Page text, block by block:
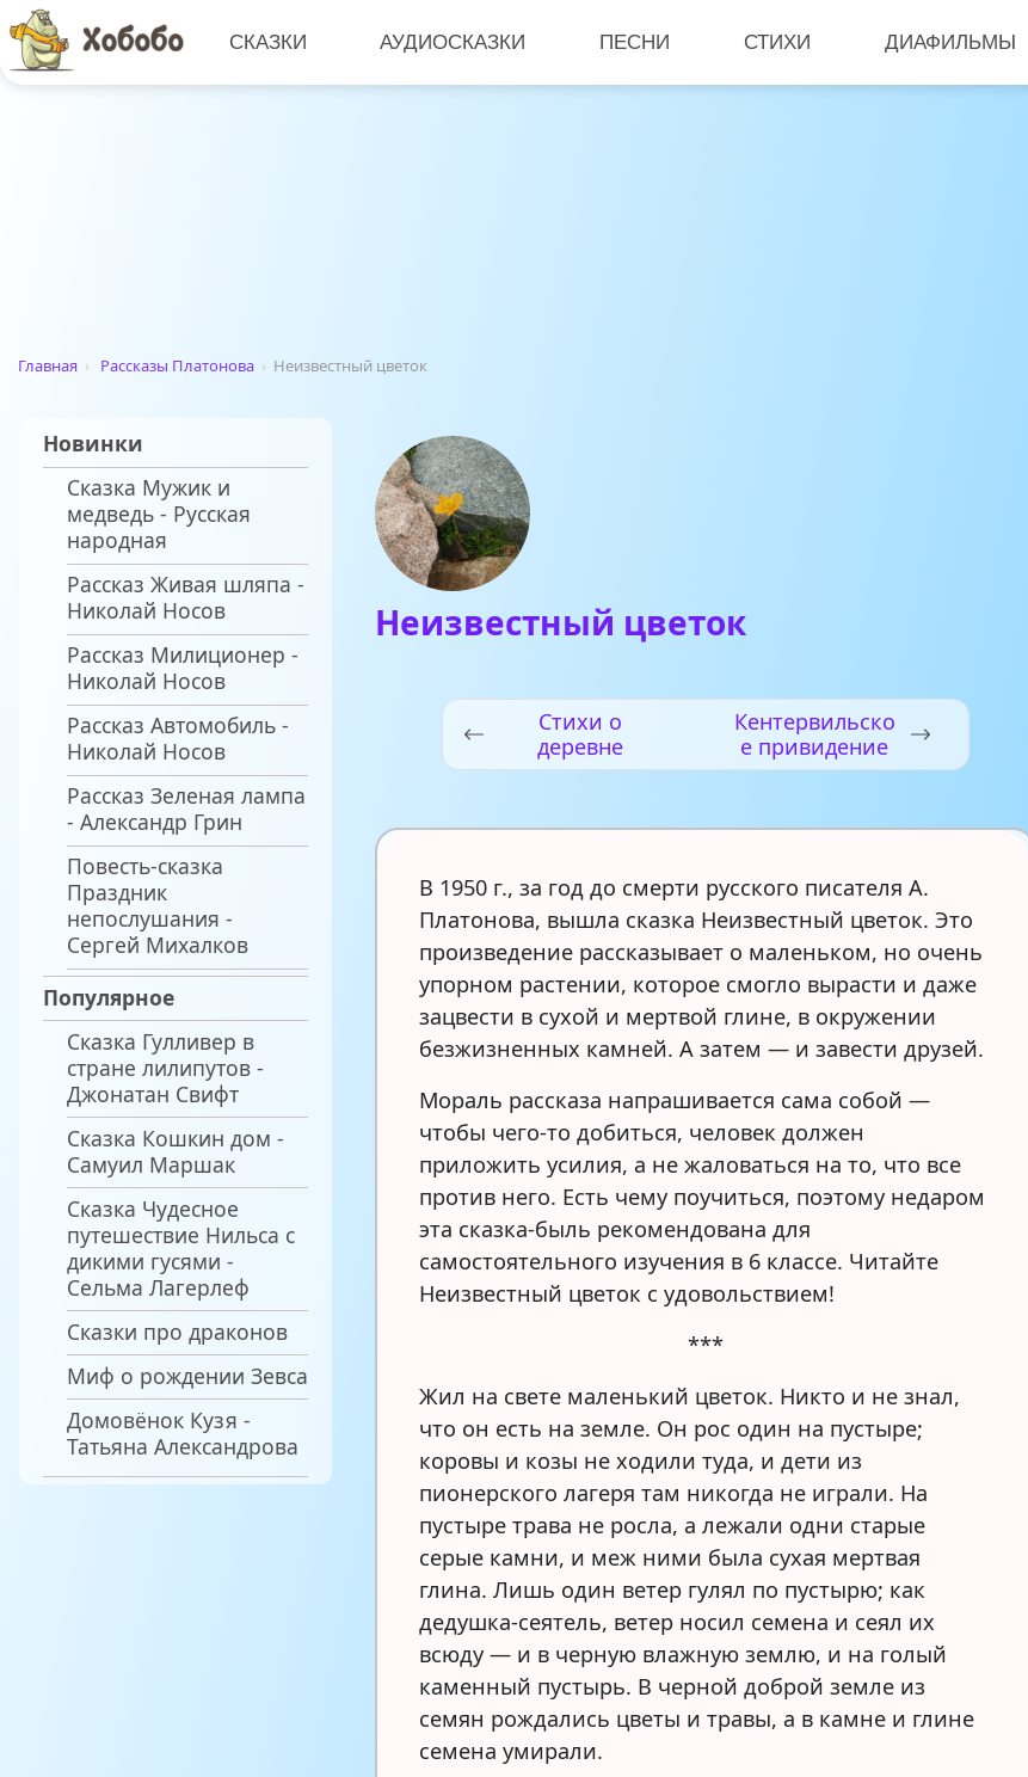
СКАЗКИ АУДИОСКАЗКИ ПЕСНИ СТИХИ ДИАФИЛЬМЫ
Главная › Рассказы Платонова › Неизвестный цветок
Новинки
Сказка Мужик и
медведь - Русская
народная
Рассказ Живая шляпа -
Николай Носов
Рассказ Милиционер -
Николай Носов
Рассказ Автомобиль -
Николай Носов
Рассказ Зеленая лампа
- Александр Грин
Повесть-сказка
Праздник
непослушания -
Сергей Михалков
Популярное
Сказка Гулливер в
стране лилипутов -
Джонатан Свифт
Сказка Кошкин дом -
Самуил Маршак
Сказка Чудесное
путешествие Нильса с
дикими гусями -
Сельма Лагерлеф
Сказки про драконов
Миф о рождении Зевса
Домовёнок Кузя -
Татьяна Александрова
Неизвестный цветок
Стихи о
деревне
Кентервильско
е привидение
В 1950 г., за год до смерти русского писателя А.
Платонова, вышла сказка Неизвестный цветок. Это
произведение рассказывает о маленьком, но очень
упорном растении, которое смогло вырасти и даже
зацвести в сухой и мертвой глине, в окружении
безжизненных камней. А затем — и завести друзей.
Мораль рассказа напрашивается сама собой —
чтобы чего-то добиться, человек должен
приложить усилия, а не жаловаться на то, что все
против него. Есть чему поучиться, поэтому недаром
эта сказка-быль рекомендована для
самостоятельного изучения в 6 классе. Читайте
Неизвестный цветок с удовольствием!
***
Жил на свете маленький цветок. Никто и не знал,
что он есть на земле. Он рос один на пустыре;
коровы и козы не ходили туда, и дети из
пионерского лагеря там никогда не играли. На
пустыре трава не росла, а лежали одни старые
серые камни, и меж ними была сухая мертвая
глина. Лишь один ветер гулял по пустырю; как
дедушка-сеятель, ветер носил семена и сеял их
всюду — и в черную влажную землю, и на голый
каменный пустырь. В черной доброй земле из
семян рождались цветы и травы, а в камне и глине
семена умирали.